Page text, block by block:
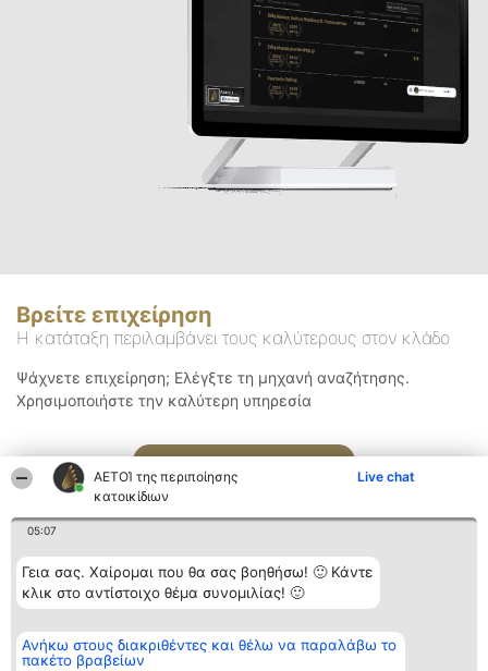
ΑΕΤΟΊ της περιποίησης
κατοικίδιων
Live chat
05:07
Γεια σας. Χαίρομαι που θα σας βοηθήσω! 🙂 Κάντε
κλικ στο αντίστοιχο θέμα συνομιλίας! 🙂
Ανήκω στους διακριθέντες και θέλω να παραλάβω το
πακέτο βραβείων
Βρείτε επιχείρηση
Η κατάταξη περιλαμβάνει τους καλύτερους στον κλάδο
Ψάχνετε επιχείρηση; Ελέγξτε τη μηχανή αναζήτησης.
Χρησιμοποιήστε την καλύτερη υπηρεσία
Αναζήτηση
Διοργανωτής της
κατάταξης
BEAUTIFUL COMPANY
Κατάταξη
Διακριθέντες
Επικοινωνία
Επικοινωνία